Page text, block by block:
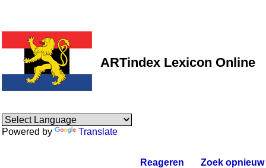
ARTindex Lexicon Online
Powered by Translate
Reageren Zoek opnieuw.